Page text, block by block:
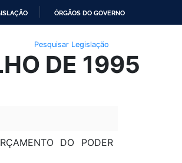
ÓRGÃOS DO GOVERNO
Pesquisar Legislação
DE 1995
DO PODER